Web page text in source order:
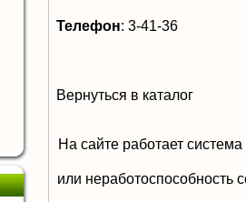
Телефон: 3-41-36
Вернуться в каталог
На сайте работает
или неработоспособность